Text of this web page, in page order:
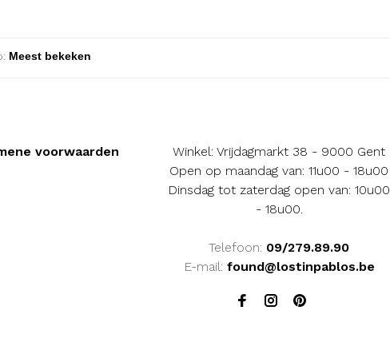
voorwaarden
Winkel: Vrijdagmarkt 38 - 9000 Gent
Open op maandag van: 11u00 - 18u00
Dinsdag tot zaterdag open van: 10u00
- 18u00.
Telefoon: 09/279.89.90
E-mail: found@lostinpablos.be